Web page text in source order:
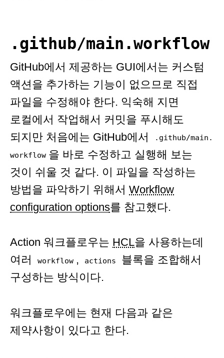
.github/main.workflow
GitHub에서 제공하는 GUI에서는 커스텀
액션을 추가하는 기능이 없으므로 직접
파일을 수정해야 한다. 익숙해 지면
로컬에서 작업해서 커밋을 푸시해도
되지만 처음에는 GitHub에서
.github/main.
workflow 을 바로 수정하고 실행해 보는
것이 쉬울 것 같다. 이 파일을 작성하는
방법을 파악하기 위해서 Workflow
configuration options를 참고했다.
Action 워크플로우는 HCL을 사용하는데
여러
workflow , actions
블록을 조합해서
구성하는 방식이다.
워크플로우에는 현재 다음과 같은
제약사항이 있다고 한다.